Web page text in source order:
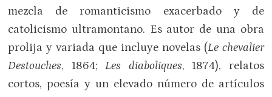
mezcla de romanticismo exacerbado y de
catolicismo ultramontano. Es autor de una obra
prolija y variada que incluye novelas (Le chevalier
Destouches, 1864;Les diaboliques, 1874), relatos
cortos, poesía y un elevado número de artículos